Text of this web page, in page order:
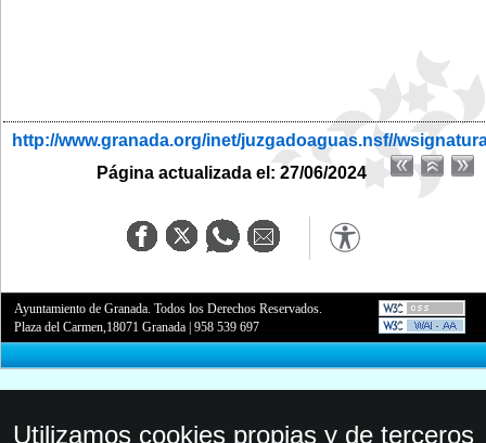
http://www.granada.org/inet/juzgadoaguas.nsf//
Página actualizada el: 27/06/2024
Ayuntamiento de Granada. Todos los Derechos Reservados.
Plaza del Carmen,18071 Granada |958 539 697
Utilizamos cookies propias y de terceros